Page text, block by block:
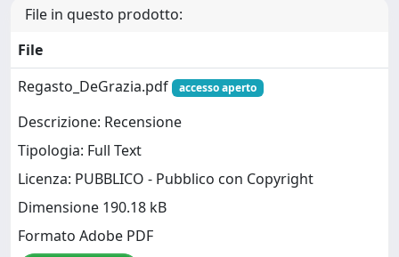
File in questo prodotto:
File
Regasto_DeGrazia.pdf
accesso aperto
Descrizione: Recensione
Tipologia: Full Text
Licenza: PUBBLICO - Pubblico con Copyright
Dimensione 190.18 kB
Formato Adobe PDF